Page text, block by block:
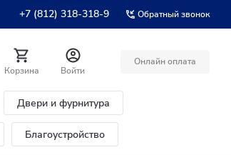
+7 (812) 318-318-9 Обратный звонок
Корзина Войти
Онлайн оплата
Двери и фурнитура
Благоустройство